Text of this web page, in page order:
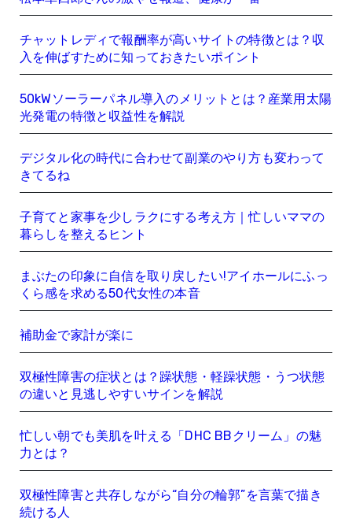
チャットレディで報酬率が高いサイトの特徴とは？収
入を伸ばすために知っておきたいポイント
50kWソーラーパネル導入のメリットとは？産業用太陽
光発電の特徴と収益性を解説
デジタル化の時代に合わせて副業のやり方も変わって
きてるね
子育てと家事を少しラクにする考え方｜忙しいママの
暮らしを整えるヒント
まぶたの印象に自信を取り戻したい!アイホールにふっ
くら感を求める50代女性の本音
補助金で家計が楽に
双極性障害の症状とは？躁状態・軽躁状態・うつ状態
の違いと見逃しやすいサインを解説
忙しい朝でも美肌を叶える「DHC BBクリーム」の魅
力とは？
双極性障害と共存しながら“自分の輪郭”を言葉で描き
続ける人